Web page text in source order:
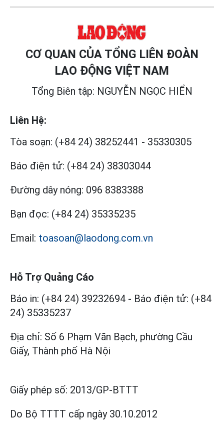
CƠ QUAN CỦA TỔNG LIÊN ĐOÀN
LAO ĐỘNG VIỆT NAM
Tổng Biên tập: NGUYỄN NGỌC HIỂN
Liên Hệ:
Tòa soạn: (+84 24) 38252441 - 35330305
Báo điện tử: (+84 24) 38303044
Đường dây nóng: 096 8383388
Bạn đọc: (+84 24) 35335235
Email: toasoan@laodong.com.vn
Hỗ Trợ Quảng Cáo
Báo in: (+84 24) 39232694 - Báo điện tử: (+84
24) 35335237
Địa chỉ: Số 6 Phạm Văn Bạch, phường Cầu
Giấy, Thành phố Hà Nội
Giấy phép số: 2013/GP-BTTT
Do Bộ TTTT cấp ngày 30.10.2012